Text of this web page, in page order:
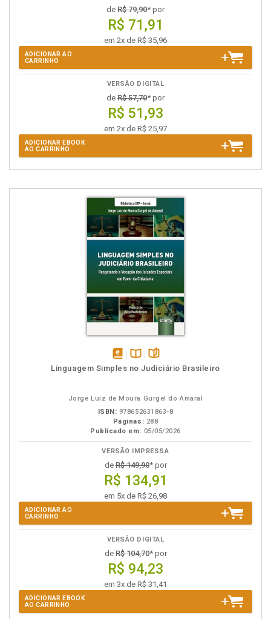
de R$ 79,90* por
R$ 71,91
em 2x de R$ 35,96
ADICIONAR AO
CARRINHO
VERSÃO DIGITAL
de R$ 57,70* por
R$ 51,93
em 2x de R$ 25,97
ADICIONAR EBOOK
AO CARRINHO
disponívelDisponível
páginas
Linguagem Simples no Judiciário Brasileiro
Jorge Luiz de Moura Gurgel do Amaral
ISBN: 978652631863-8
Páginas: 288
Publicado em: 05/05/2026
VERSÃO IMPRESSA
deR$ 149,90* por
R$ 134,91
em 5x de R$ 26,98
ADICIONAR AO
CARRINHO
VERSÃO DIGITAL
deR$ 104,70* por
R$ 94,23
em 3x de R$ 31,41
ADICIONAR EBOOK
AO CARRINHO